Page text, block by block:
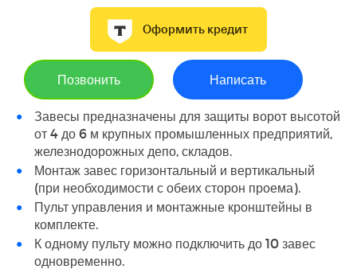
Оформить кредит
Позвонить Написать
Завесы предназначены для защиты ворот высотой
от 4 до 6 м крупных промышленных предприятий,
железнодорожных депо, складов.
Монтаж завес горизонтальный и вертикальный
(при необходимости с обеих сторон проема).
Пульт управления и монтажные кронштейны в
комплекте.
К одному пульту можно подключить до 10 завес
одновременно.